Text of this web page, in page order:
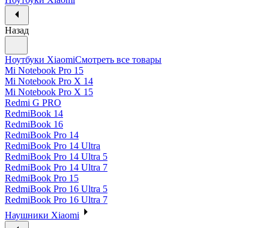
Назад
Ноутбуки XiaomiСмотреть все товары
Mi Notebook Pro 15
Mi Notebook Pro X 14
Mi Notebook Pro X 15
Redmi G PRO
RedmiBook 14
RedmiBook 16
RedmiBook Pro 14
RedmiBook Pro 14 Ultra
RedmiBook Pro 14 Ultra 5
RedmiBook Pro 14 Ultra 7
RedmiBook Pro 15
RedmiBook Pro 16 Ultra 5
RedmiBook Pro 16 Ultra 7
Наушники Xiaomi